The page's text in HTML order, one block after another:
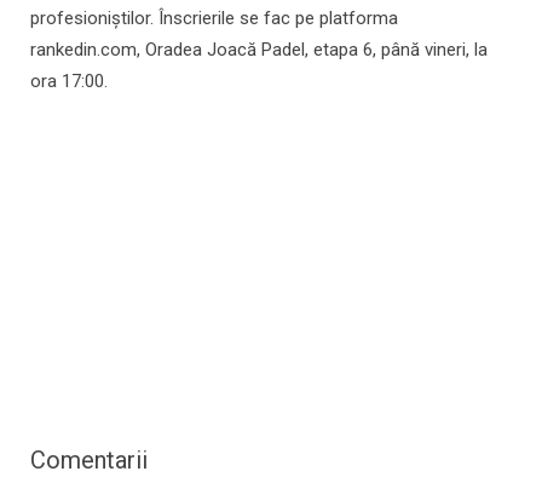
profesioniștilor. Înscrierile se fac pe platforma
rankedin.com, Oradea Joacă Padel, etapa 6, până vineri, la
ora 17:00.
Comentarii